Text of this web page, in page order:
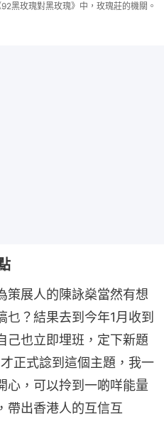
黑玫瑰對黑玫瑰》中，玫瑰莊的機關。
策展人的陳詠燊當然有想
？結果去到今年1月收到
己也立即埋班，定下新題
正式諗到這個主題，我一
心，可以拎到一啲咩能量
帶出香港人的互信互